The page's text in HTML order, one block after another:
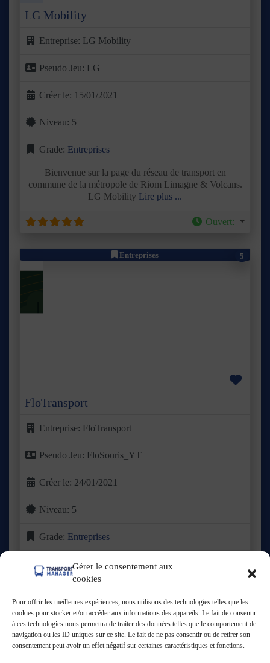
Gérer le consentement aux
cookies
Pour offrir les meilleures expériences, nous utilisons des technologies telles que les
cookies pour stocker et/ou accéder aux informations des appareils. Le fait de consentir
à ces technologies nous permettra de traiter des données telles que le comportement de
navigation ou les ID uniques sur ce site. Le fait de ne pas consentir ou de retirer son
consentement peut avoir un effet négatif sur certaines caractéristiques et fonctions.
LG Mobility
Entreprise: LG Mobility
Pseudo Jeu: LG
Créer le: 15/01/2021
Niveau: 5
Grade: Entreprises
Bienvenue sur la page du réseau de transport en
commune de la métropole de Riom Limagne & Volcans.
LG Mobility Lire plus ...
Ouvert:
Entreprises 5
FloTransport
Entreprise: FloTransport
Pseudo Jeu: FloSouris_YT
Créer le: 24/01/2021
Niveau: 5
Grade: Entreprises
2021 avec une ambition claire : proposer une offre de
Ouvert
Voir tout